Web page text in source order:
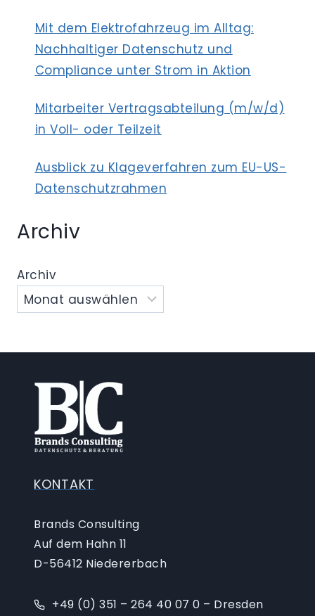
Mit dem Elektrofahrzeug im Alltag:
Nachhaltiger Datenschutz und
Compliance unter Strom in Aktion
Mitarbeiter Vertragsabteilung (m/w/d)
in Voll- oder Teilzeit
Ausblick zu Klageverfahren zum EU-US-
Datenschutzrahmen
Archiv
Archiv
KONTAKT
Brands Consulting
Auf dem Hahn 11
D-56412 Niedererbach
+49 (0) 351 – 264 40 07 0 – Dresden